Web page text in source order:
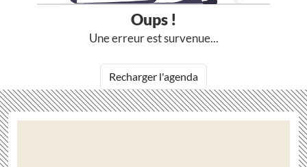
Oups !
Une erreur est survenue...
Recharger l'agenda